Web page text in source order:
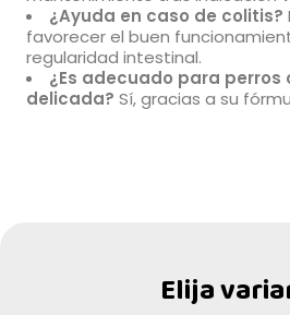
¿Ayuda en caso de colitis?
favorecer el buen
regularidad intestinal.
¿Es adecuado para perros
delicada? Sí, gracias a su
Elija